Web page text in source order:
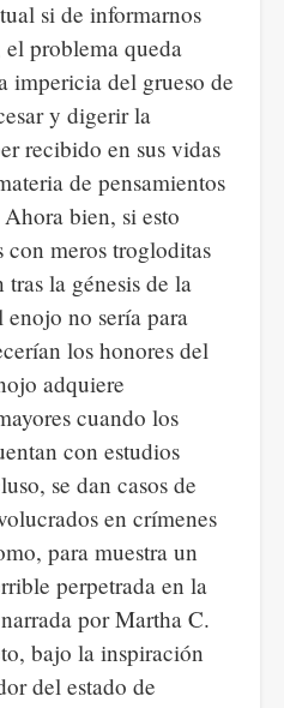
si de informarnos
el problema queda
impericia del grueso de
y digerir la
recibido en sus vidas
de pensamientos
bien, si esto
con meros trogloditas
tras la génesis de la
no sería para
los honores del
adquiere
cuando los
con estudios
se dan casos de
en crímenes
para muestra un
perpetrada en la
por Martha C.
bajo la inspiración
del estado de